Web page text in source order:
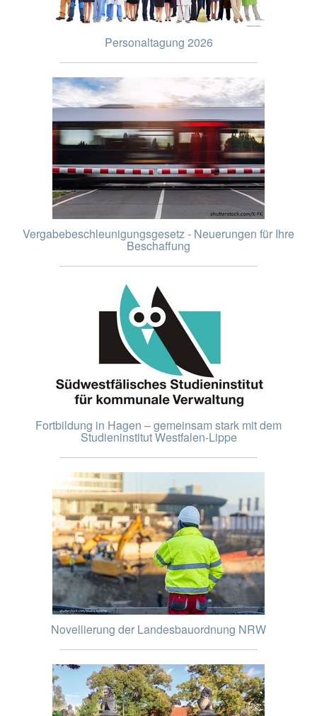
Personaltagung 2026
Vergabebeschleunigungsgesetz - Neuerungen für Ihre
Beschaffung
Fortbildung in Hagen – gemeinsam stark mit dem
Studieninstitut Westfalen-Lippe
Novellierung der Landesbauordnung NRW